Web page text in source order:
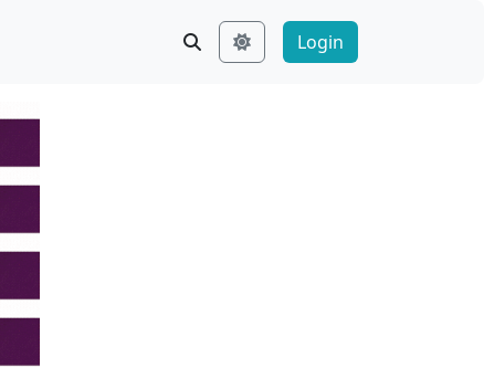
Login